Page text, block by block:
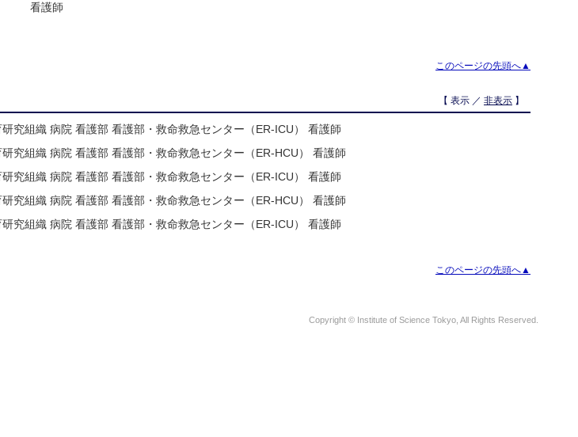
看護師
このページの先頭へ▲
【 表示 ／ 非表示 】
究組織 病院 看護部 看護部・救命救急センター（ER-ICU） 看護師
究組織 病院 看護部 看護部・救命救急センター（ER-HCU） 看護師
究組織 病院 看護部 看護部・救命救急センター（ER-ICU） 看護師
究組織 病院 看護部 看護部・救命救急センター（ER-HCU） 看護師
究組織 病院 看護部 看護部・救命救急センター（ER-ICU） 看護師
このページの先頭へ▲
Copyright © Institute of Science Tokyo, All Rights Reserved.